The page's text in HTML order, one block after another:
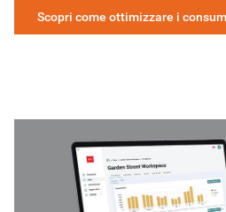
Scopri come ottimizzare i